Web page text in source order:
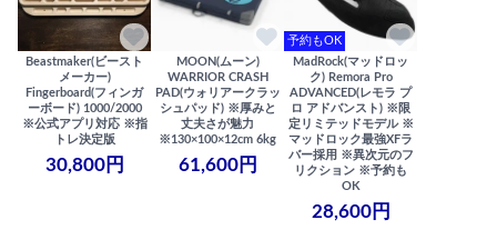
Beastmaker(ビースト
メーカー)
Fingerboard(フィンガ
ーボード) 1000/2000
※公式アプリ対応 ※指
トレ決定版
30,800円
MOON(ムーン)
WARRIOR CRASH
PAD(ウォリアークラッ
シュパッド) ※厚みと
丈夫さが魅力
※130×100×12cm 6kg
61,600円
予約もOK
MadRock(マッドロッ
ク) Remora Pro
ADVANCED(レモラ プ
ロ アドバンスト) ※限
定リミテッドモデル ※
マッドロック最強XFラ
バー採用 ※異次元のフ
リクション ※予約も
OK
28,600円